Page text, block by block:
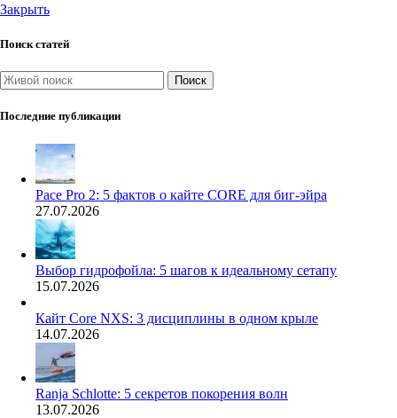
Закрыть
Поиск статей
Поиск
Последние публикации
Pace Pro 2: 5 фактов о кайте CORE для биг-эйра
27.07.2026
Выбор гидрофойла: 5 шагов к идеальному сетапу
15.07.2026
Кайт Core NXS: 3 дисциплины в одном крыле
14.07.2026
Ranja Schlotte: 5 секретов покорения волн
13.07.2026